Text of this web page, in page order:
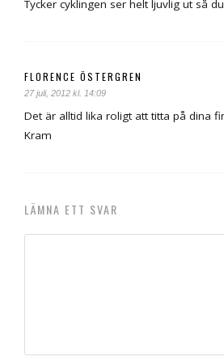
Tycker cyklingen ser helt ljuvlig ut så
FLORENCE ÖSTERGREN
27 juli, 2012 kl. 14:09
Det är alltid lika roligt att titta på dina
Kram
LÄMNA ETT SVAR